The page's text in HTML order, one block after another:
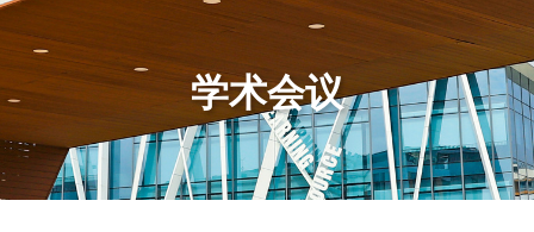
学术会议